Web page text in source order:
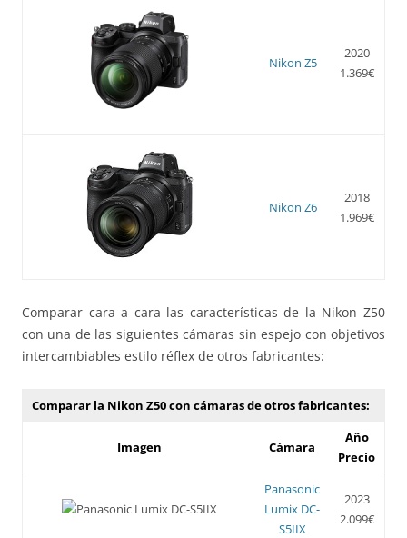
Nikon Z5
2020
1.369€
Nikon Z6
2018
1.969€
Comparar cara a cara las características de la Nikon Z50
con una de las siguientes cámaras sin espejo con objetivos
intercambiables estilo réflex de otros fabricantes:
Comparar la Nikon Z50 con cámaras de otros fabricantes:
Imagen Cámara
Año
Precio
Panasonic
Lumix DC-
S5IIX
2023
2.099€